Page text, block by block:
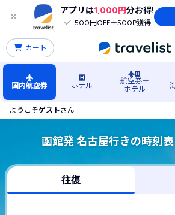
アプリは1,000円分お得!
500円OFF＋500P獲得
カート
国内航空券 ホテル
航空券＋
ホテル
ようこそゲストさん
函館発 名古屋行きの時刻
往復